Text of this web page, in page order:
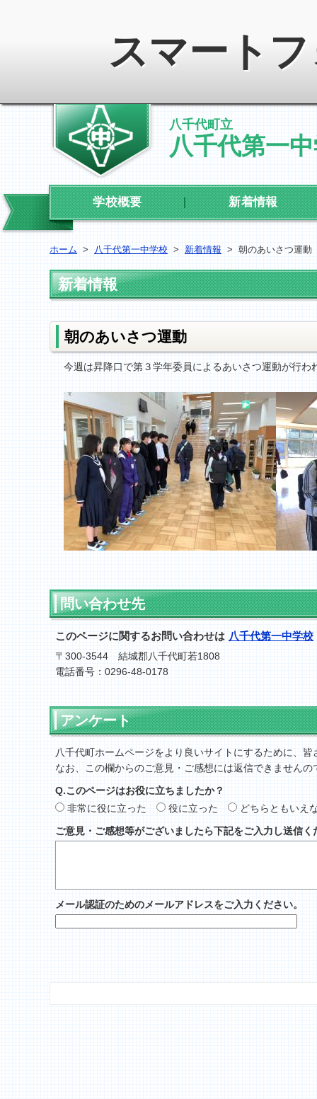
スマート
八千代町立
八千代第一
学校概要 新着情報
ホーム > 八千代第一中学校 > 新着情報 > 朝のあいさつ運動
新着情報
朝のあいさつ運動
今週は昇降口で第３学年委員によるあいさつ運動が行
問い合わせ先
このページに関するお問い合わせは 八千代第一中学校
〒300-3544 結城郡八千代町若1808
電話番号：0296-48-0178
アンケート
八千代町ホームページをより良いサイトにするために、
なお、この欄からのご意見・ご感想には返信できませんの
Q.このページはお役に立ちましたか？
非常に役に立った
役に立った
どちらともいえ
ご意見・ご感想等がございましたら下記をご入力し送信く
メール認証のためのメールアドレスをご入力ください。